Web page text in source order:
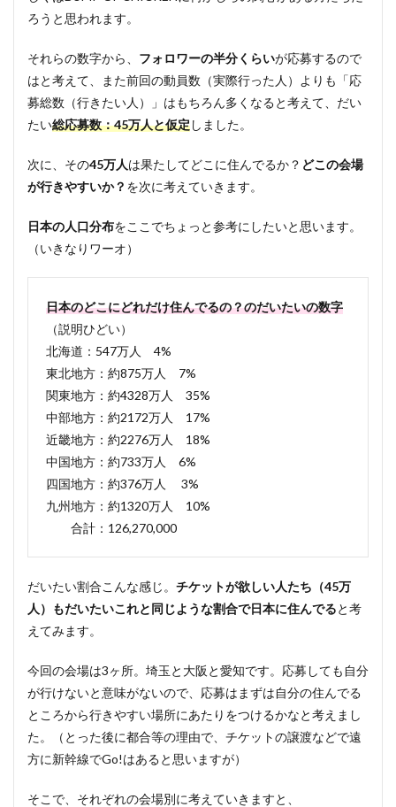
ろうと思われます。
それらの数字から、 フォロワーの半分くらいが応募するので
はと考えて、また前回の動員数（実際行った人）よりも「応
募総数（行きたい人）」はもちろん多くなると考えて、だい
たい総応募数：45万人と仮定しました。
次に、その45万人は果たしてどこに住んでるか？ どこの会場
が行きやすいか？ を次に考えていきます。
日本の人口分布をここでちょっと参考にしたいと思います。
（いきなりワーオ）
日本のどこにどれだけ住んでるの？のだいたいの数字
（説明ひどい）
北海道：547万人 4%
東北地方：約875万人 7%
関東地方：約4328万人 35%
中部地方：約2172万人 17%
近畿地方：約2276万人 18%
中国地方：約733万人 6%
四国地方：約376万人 3%
九州地方：約1320万人 10%
合計：126,270,000
だいたい割合こんな感じ。 チケットが欲しい人たち（45万
人）もだいたいこれと同じような割合で日本に住んでると考
えてみます。
今回の会場は3ヶ所。埼玉と大阪と愛知です。応募しても自分
が行けないと意味がないので、応募はまずは自分の住んでる
ところから行きやすい場所にあたりをつけるかなと考えまし
た。（とった後に都合等の理由で、チケットの譲渡などで遠
方に新幹線でGo!はあると思いますが）
そこで、それぞれの会場別に考えていきますと、